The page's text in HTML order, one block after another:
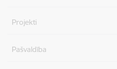
Projekti
Pašvaldība